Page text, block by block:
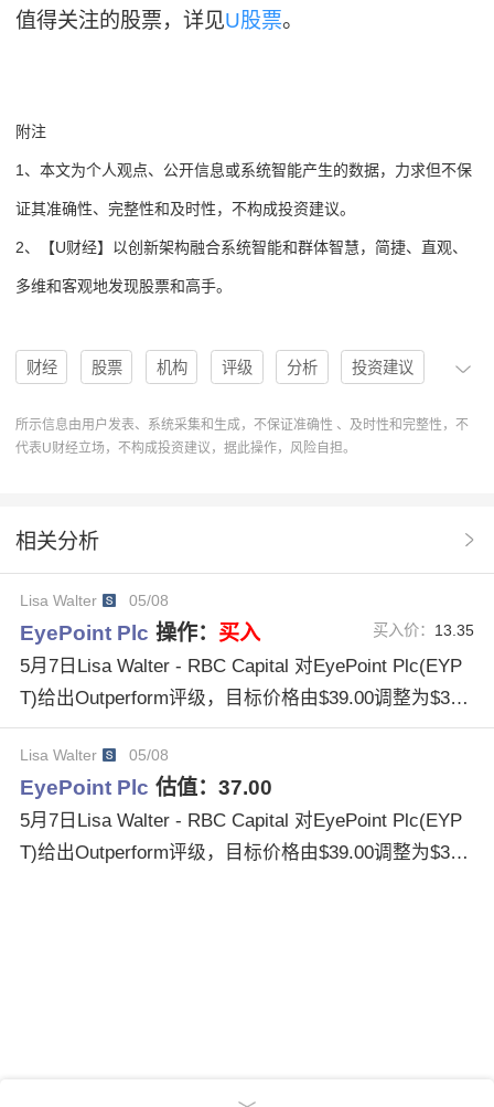
值得关注的股票，详见U股票。
附注
1、本文为个人观点、公开信息或系统智能产生的数据，力求但不保
证其准确性、完整性和及时性，不构成投资建议。
2、【U财经】以创新架构融合系统智能和群体智慧，简捷、直观、
多维和客观地发现股票和高手。
财经 股票 机构 评级 分析 投资建议
买入 买入评级 U股票 协作 操作
多维度分析
Andrea Argyrides
所示信息由用户发表、系统采集和生成，不保证准确性 、及时性和完整性，不
代表U财经立场，不构成投资建议，据此操作，风险自担。
相关分析
Lisa Walter 05/08
EyePoint Plc 操作： 买入 买入价： 13.35
5月7日Lisa Walter - RBC Capital 对EyePoint Plc(EYP
T)给出Outperform评级，目标价格由$39.00调整为$37.
00。
Lisa Walter 05/08
EyePoint Plc 估值： 37.00
5月7日Lisa Walter - RBC Capital 对EyePoint Plc(EYP
T)给出Outperform评级，目标价格由$39.00调整为$37.